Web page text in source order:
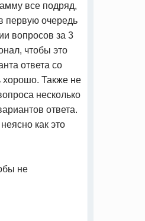
все подряд,
первую очередь
вопросов за 3
чтобы это
ответа со
хорошо. Также не
несколько
ответа.
как это
не